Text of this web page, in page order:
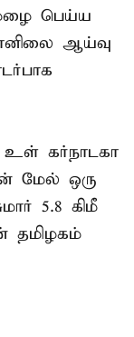
பெய்ய
ஆய்வு
உள் கர்நாடகா
மேல் ஒரு
5.8 கிமீ
தமிழகம்